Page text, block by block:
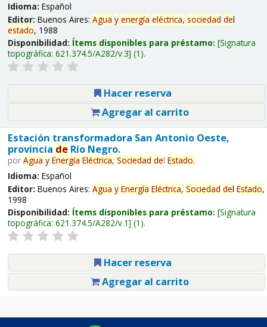
Idioma: Español
Editor: Buenos Aires: Agua y energía eléctrica, sociedad del
estado, 1988
Disponibilidad: Ítems disponibles para préstamo: Signatura
topográfica: 621.374.5/A282/v.3 (1).
Hacer reserva
Agregar al carrito
Estación transformadora San Antonio Oeste,
provincia deRío Negro.
por Agua y Energía Eléctrica, Sociedad del Estado.
Idioma: Español
Editor: Buenos Aires: Agua y Energía Eléctrica, Sociedad del Estado,
1998
Disponibilidad: Ítems disponibles para préstamo: Signatura
topográfica: 621.374.5/A282/v.1 (1).
Hacer reserva
Agregar al carrito